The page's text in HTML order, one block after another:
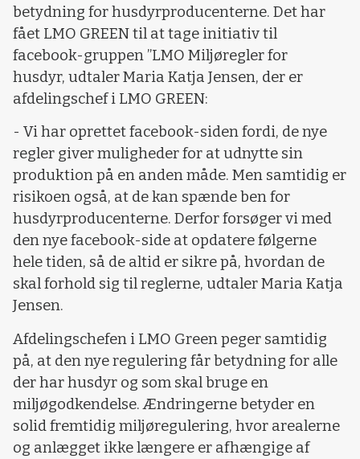
betydning for husdyrproducenterne. Det har
fået LMO GREEN til at tage initiativ til
facebook-gruppen ”LMO Miljøregler for
husdyr, udtaler Maria Katja Jensen, der er
afdelingschef i LMO GREEN:
- Vi har oprettet facebook-siden fordi, de nye
regler giver muligheder for at udnytte sin
produktion på en anden måde. Men samtidig er
risikoen også, at de kan spænde ben for
husdyrproducenterne. Derfor forsøger vi med
den nye facebook-side at opdatere følgerne
hele tiden, så de altid er sikre på, hvordan de
skal forhold sig til reglerne, udtaler Maria Katja
Jensen.
Afdelingschefen i LMO Green peger samtidig
på, at den nye regulering får betydning for alle
der har husdyr og som skal bruge en
miljøgodkendelse.Ændringerne betyder en
solid fremtidig miljøregulering, hvor arealerne
og anlægget ikke længere er afhængige af